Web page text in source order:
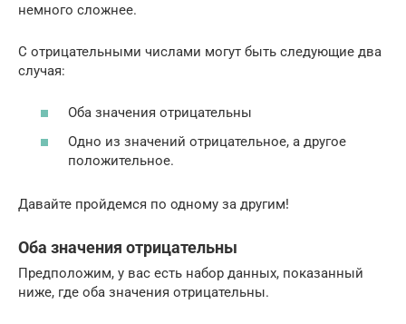
немного сложнее.
С отрицательными числами могут быть следующие два
случая:
Оба значения отрицательны
Одно из значений отрицательное, а другое
положительное.
Давайте пройдемся по одному за другим!
Оба значения отрицательны
Предположим, у вас есть набор данных, показанный
ниже, где оба значения отрицательны.